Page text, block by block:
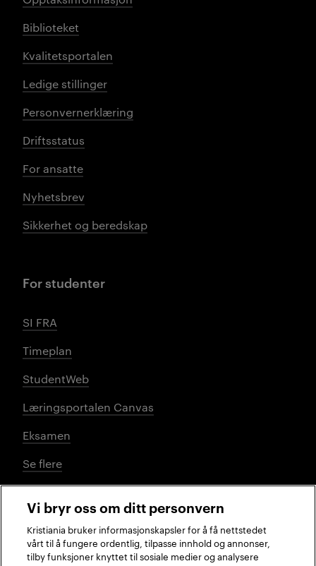
Biblioteket
Kvalitetsportalen
Ledige stillinger
Personvernerklæring
Driftsstatus
For ansatte
Nyhetsbrev
Sikkerhet og beredskap
For studenter
SI FRA
Timeplan
StudentWeb
Læringsportalen Canvas
Eksamen
Se flere
Sosiale medier
Vi bryr oss om ditt personvern
Kristiania bruker informasjonskapsler for å få nettstedet
vårt til å fungere ordentlig, tilpasse innhold og annonser,
tilby funksjoner knyttet til sosiale medier og analysere